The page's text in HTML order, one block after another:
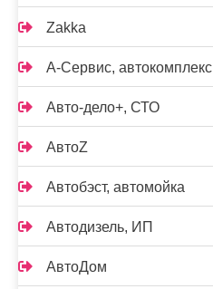
Zakka
А-Сервис, автокомплекс
Авто-дело+, СТО
АвтоZ
Автобэст, автомойка
Автодизель, ИП
АвтоДом